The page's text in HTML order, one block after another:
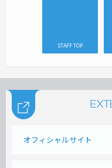
STAFF TOP
オフィシャルサイト